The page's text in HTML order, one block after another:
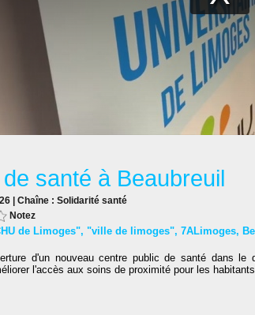
santé à Beaubreuil
| Chaîne : Solidarité santé
Notez
de Limoges", "ville de limoges", 7ALimoges,
d'un nouveau centre public de santé dans le
l'accès aux soins de proximité pour les